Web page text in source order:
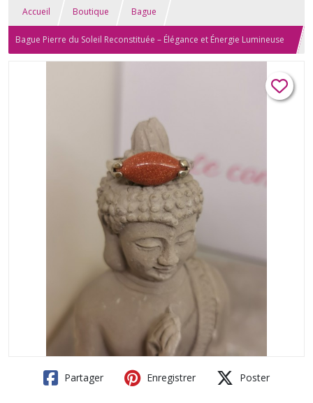
Accueil Boutique Bague
Bague Pierre du Soleil Reconstituée – Élégance et Énergie Lumineuse
Partager Enregistrer Poster